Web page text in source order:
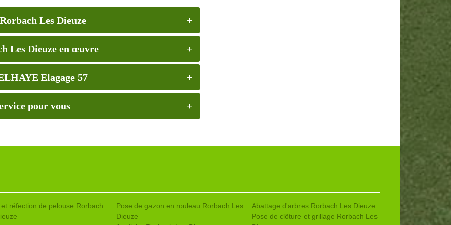
Les Dieuze
Les Dieuze en œuvre
Elagage 57
pour vous
réfection de pelouse Rorbach
Pose de gazon en rouleau Rorbach Les
Dieuze
Abattage d'arbres Rorbach Les Dieuze
Pose de clôture et grillage Rorbach Les